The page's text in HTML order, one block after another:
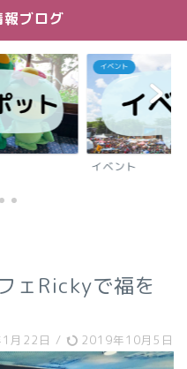
報ブログ
駐車場
駐車場
ェRickyで福を
月22日 / 2019年10月5日